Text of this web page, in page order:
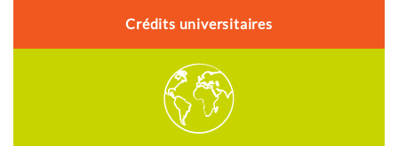
Crédits universitaires